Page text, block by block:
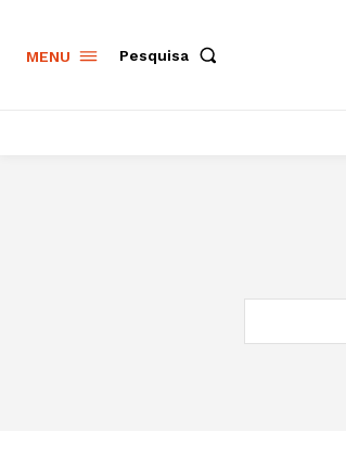
MENU Pesquisa